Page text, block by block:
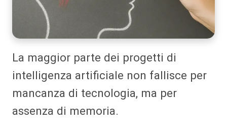
La maggior parte dei progetti di
intelligenza artificiale non fallisce per
mancanza di tecnologia, ma per
assenza di memoria.